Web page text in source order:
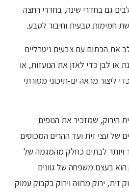
גם בחדרי שינה, בחדרי רחצה
חמימות טבעית וחיבור לטבע.
את הכתום עם צבעים ניטרליים
או לבן כדי לאזן את הנועזות, או
ליצור מראה ים-תיכוני מסורתי
הירוק, שמזכיר את הנופים
של עצי זית ועד ההרים המכוסים
ויותר לבתים כחלק מהמגמה של
הוא בעצם משפחה של גוונים
ירוק מרווה וירוק בקבוק עמוק